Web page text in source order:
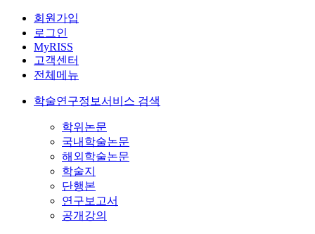
회원가입
로그인
MyRISS
고객센터
전체메뉴
학술연구정보서비스 검색
학위논문
국내학술논문
해외학술논문
학술지
단행본
연구보고서
공개강의